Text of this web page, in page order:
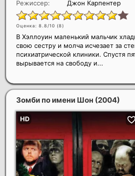
Режиссер:
Джон Карпентер
Оценка: 8.8/10 (8)
В Хэллоуин маленький мальчик
свою сестру и молча исчезает за
психиатрической клиники. Спустя
вырывается на свободу и...
Зомби по имени Шон (2004)